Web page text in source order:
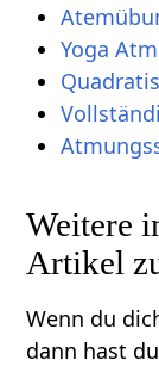
Yoga
Weitere
Artikel
Wenn du
dann hast